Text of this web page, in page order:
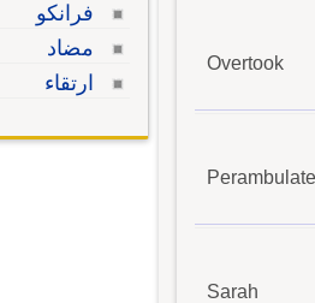
Overtook
Perambulate
Sarah
فرانكو
مضاد
ارتقاء